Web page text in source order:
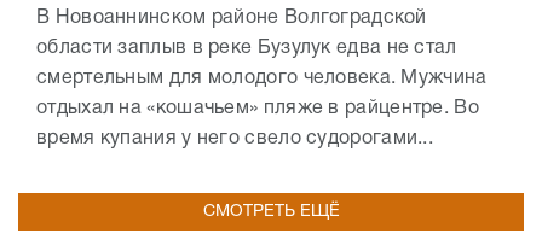
В Новоаннинском районе Волгоградской
области заплыв в реке Бузулук едва не стал
смертельным для молодого человека. Мужчина
отдыхал на «кошачьем» пляже в райцентре. Во
время купания у него свело судорогами...
СМОТРЕТЬ ЕЩЁ